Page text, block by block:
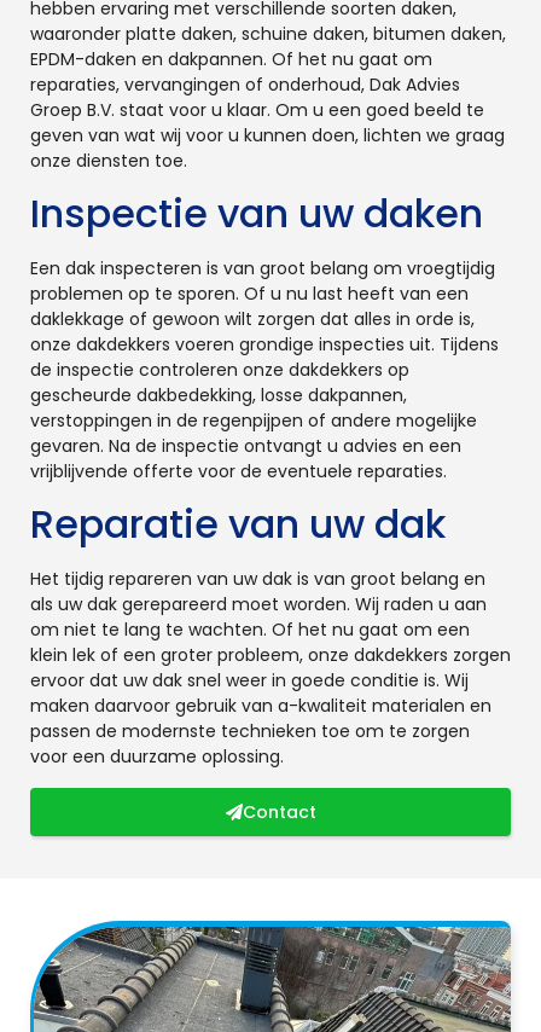
hebben ervaring met verschillende soorten daken,
waaronder platte daken, schuine daken, bitumen daken,
EPDM-daken en dakpannen. Of het nu gaat om
reparaties, vervangingen of onderhoud, Dak Advies
Groep B.V. staat voor u klaar. Om u een goed beeld te
geven van wat wij voor u kunnen doen, lichten we graag
onze diensten toe.
Inspectie van uw daken
Een dak inspecteren is van groot belang om vroegtijdig
problemen op te sporen. Of u nu last heeft van een
daklekkage of gewoon wilt zorgen dat alles in orde is,
onze dakdekkers voeren grondige inspecties uit. Tijdens
de inspectie controleren onze dakdekkers op
gescheurde dakbedekking, losse dakpannen,
verstoppingen in de regenpijpen of andere mogelijke
gevaren. Na de inspectie ontvangt u advies en een
vrijblijvende offerte voor de eventuele reparaties.
Reparatie van uw dak
Het tijdig repareren van uw dak is van groot belang en
als uw dak gerepareerd moet worden. Wij raden u aan
om niet te lang te wachten. Of het nu gaat om een
klein lek of een groter probleem, onze dakdekkers zorgen
ervoor dat uw dak snel weer in goede conditie is. Wij
maken daarvoor gebruik van a-kwaliteit materialen en
passen de modernste technieken toe om te zorgen
voor een duurzame oplossing.
Contact